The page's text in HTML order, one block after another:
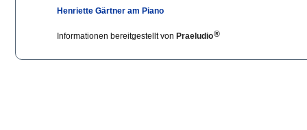
Henriette Gärtner am Piano
Informationen bereitgestellt von Praeludio®